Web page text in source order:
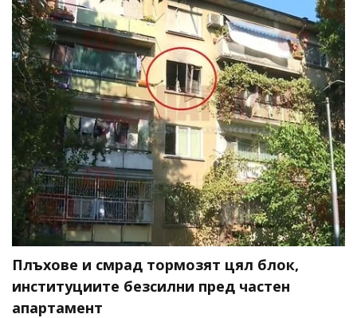
Плъхове и смрад тормозят цял блок,
институциите безсилни пред частен
апартамент